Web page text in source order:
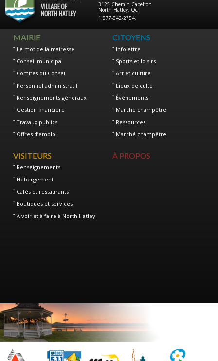
3125 Chemin Capelton
North Hatley, Qc,
1 877-842-2754,
MAIRIE
Le mot de la mairesse
Conseil municipal
Comités du Conseil
Personnel administratif
Renseignements généraux
Gestion financière
Travaux publics
Offres d’emploi
CITOYENS
Infolettre
Sports et loisirs
Art et culture
Lieux de culte
Événements
Marché champêtre
Ressources
Marché champêtre
VISITEURS
Renseignements
Hébergement
Cafés et restaurants
Boutiques et services
À voir et à faire à North Hatley
À PROPOS